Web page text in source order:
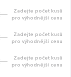
Zadejte počet kusů
pro výhodnější cenu
Zadejte počet kusů
pro výhodnější cenu
Zadejte počet kusů
pro výhodnější cenu